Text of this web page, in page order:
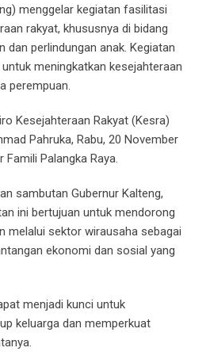
menggelar kegiatan fasilitasi
rakyat, khususnya di bidang
dan perlindungan anak. Kegiatan
meningkatkan kesejahteraan
perempuan.
Kesejahteraan Rakyat (Kesra)
Pahruka, Rabu, 20 November
Palangka Raya.
sambutan Gubernur Kalteng,
ini bertujuan untuk mendorong
melalui sektor wirausaha sebagai
ekonomi dan sosial yang
menjadi kunci untuk
keluarga dan memperkuat